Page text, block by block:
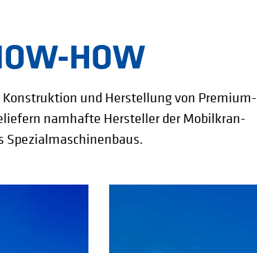
HOW
und Herstellung von Premium-
namhafte Hersteller der Mobilkran-
Spezialmaschinenbaus.